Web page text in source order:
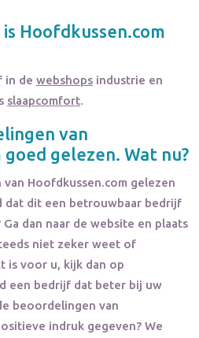
Hoofdkussen.com
in de webshops industrie en
slaapcomfort.
van
goed gelezen. Wat nu?
van Hoofdkussen.com gelezen
dat dit een betrouwbaar bedrijf
dan naar de website en plaats
niet zeker weet of
is voor u, kijk dan op
een bedrijf dat beter bij uw
beoordelingen van
indruk gegeven? We